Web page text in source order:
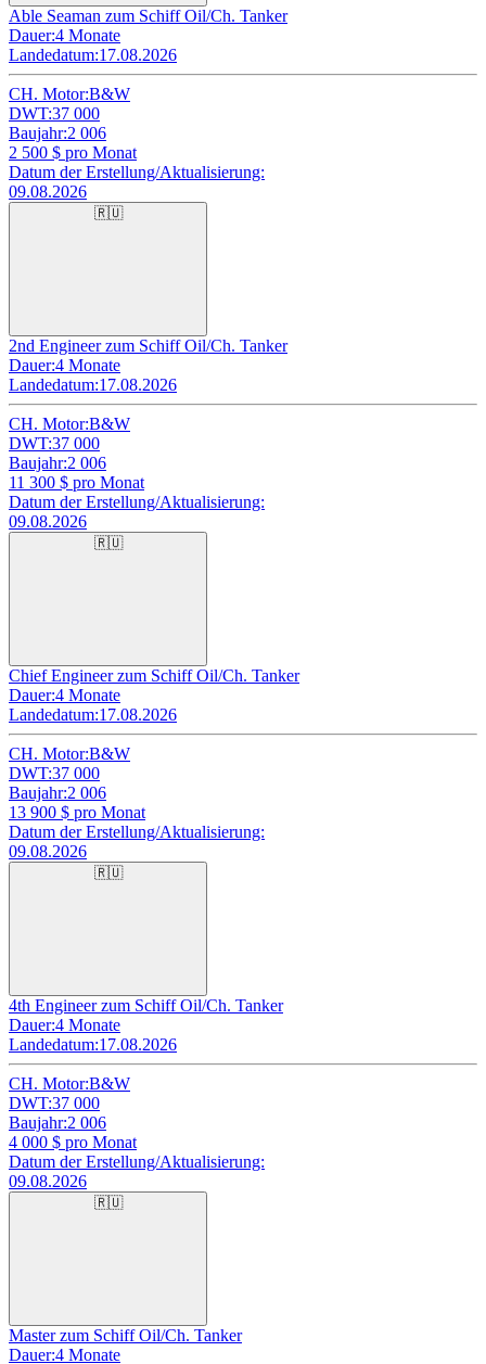
Able Seaman zum Schiff Oil/Ch. Tanker
Dauer:4 Monate
Landedatum:17.08.2026
CH. Motor:B&W
DWT:37 000
Baujahr:2 006
2 500 $ pro Monat
Datum der Erstellung/Aktualisierung:
09.08.2026
🇷🇺
2nd Engineer zum Schiff Oil/Ch. Tanker
Dauer:4 Monate
Landedatum:17.08.2026
CH. Motor:B&W
DWT:37 000
Baujahr:2 006
11 300 $ pro Monat
Datum der Erstellung/Aktualisierung:
09.08.2026
🇷🇺
Chief Engineer zum Schiff Oil/Ch. Tanker
Dauer:4 Monate
Landedatum:17.08.2026
CH. Motor:B&W
DWT:37 000
Baujahr:2 006
13 900 $ pro Monat
Datum der Erstellung/Aktualisierung:
09.08.2026
🇷🇺
4th Engineer zum Schiff Oil/Ch. Tanker
Dauer:4 Monate
Landedatum:17.08.2026
CH. Motor:B&W
DWT:37 000
Baujahr:2 006
4 000 $ pro Monat
Datum der Erstellung/Aktualisierung:
09.08.2026
🇷🇺
Master zum Schiff Oil/Ch. Tanker
Dauer:4 Monate